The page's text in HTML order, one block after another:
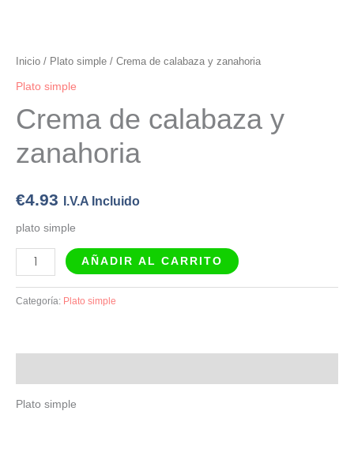
Inicio / Plato simple / Crema de calabaza y zanahoria
Plato simple
Crema de calabaza y
zanahoria
€4.93 I.V.A Incluido
plato simple
AÑADIR AL CARRITO
Categoría: Plato simple
Plato simple